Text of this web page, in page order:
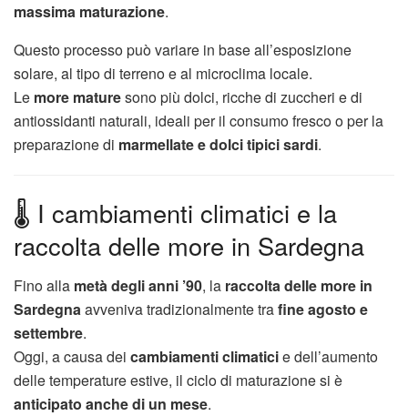
massima maturazione.
Questo processo può variare in base all’esposizione
solare, al tipo di terreno e al microclima locale.
Le more maturesono più dolci, ricche di zuccheri e di
antiossidanti naturali, ideali per il consumo fresco o per la
preparazione di marmellate e dolci tipici sardi.
🌡️ I cambiamenti climatici e la
raccolta delle more in Sardegna
Fino alla metà degli anni ’90, la raccolta delle more in
Sardegnaavveniva tradizionalmente trafine agosto e
settembre.
Oggi, a causa dei cambiamenti climaticie dell’aumento
delle temperature estive, il ciclo di maturazione si è
anticipato anche di un mese.